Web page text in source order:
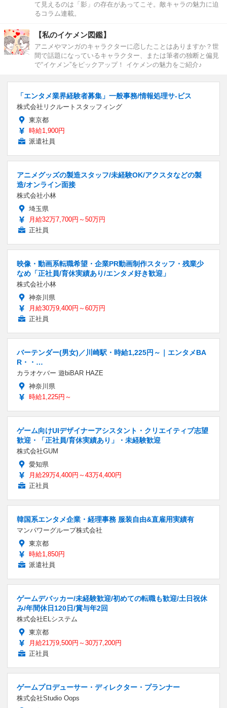
て見えるのは「影」の存在があってこそ。敵キャラの魅力に迫
るコラム連載。
【私のイケメン図鑑】
アニメやマンガのキャラクターに恋したことはありますか？世
間で話題になっているキャラクター、または筆者の独断と偏見
で“イケメン”をピックアップ！ イケメンの魅力をご紹介♪
「エンタメ業界経験者募集」一般事務/情報処理サ-ビス
株式会社リクルートスタッフィング
東京都
時給1,900円
派遣社員
アニメグッズの製造スタッフ/未経験OK/アクスタなどの製
造/オンライン面接
株式会社小林
埼玉県
月給32万7,700円～50万円
正社員
映像・動画系転職希望・企業PR動画制作スタッフ・残業少
なめ「正社員/育休実績あり/エンタメ好き歓迎」
株式会社小林
神奈川県
月給30万9,400円～60万円
正社員
バーテンダー(男女)／川崎駅・時給1,225円～｜エンタメBA
R・・…
カラオケバー 遊biBAR HAZE
神奈川県
時給1,225円～
ゲーム向けUIデザイナーアシスタント・クリエイティブ志望
歓迎・「正社員/育休実績あり」・未経験歓迎
株式会社GUM
愛知県
月給29万4,400円～43万4,400円
正社員
韓国系エンタメ企業・経理事務 服装自由&直雇用実績有
マンパワーグループ株式会社
東京都
時給1,850円
派遣社員
ゲームデバッカー/未経験歓迎/初めての転職も歓迎/土日祝休
み/年間休日120日/賞与年2回
株式会社ELシステム
東京都
月給21万9,500円～30万7,200円
正社員
ゲームプロデューサー・ディレクター・プランナー
株式会社Studio Oops